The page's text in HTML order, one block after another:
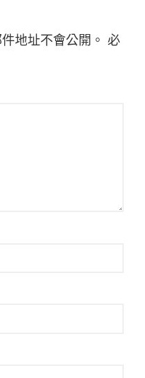
地址不會公開。 必